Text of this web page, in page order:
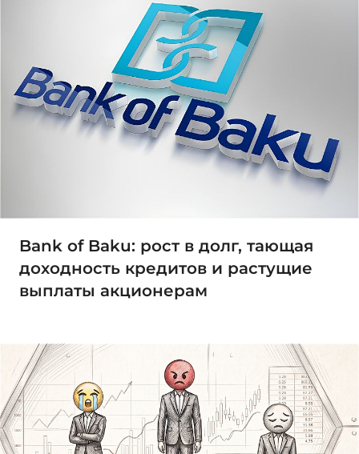
Bank of Baku: рост в долг, тающая
доходность кредитов и растущие
выплаты акционерам